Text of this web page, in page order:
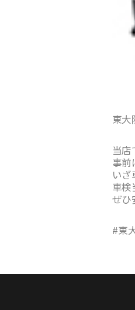
東大
当店
事前
い
車検
ぜひ
#東